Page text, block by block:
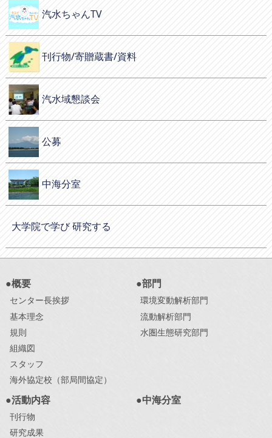
汽水ちゃんTV
刊行物/寄贈蔵書/資料
汽水域懇談会
公募
中海分室
大学院で学び 研究する
●概要
センター長挨拶
基本理念
規則
組織図
スタッフ
海外協定校（部局間協定）
●部門
環境変動解析部門
流動解析部門
水圏生態研究部門
●活動内容
刊行物
研究成果
●中海分室